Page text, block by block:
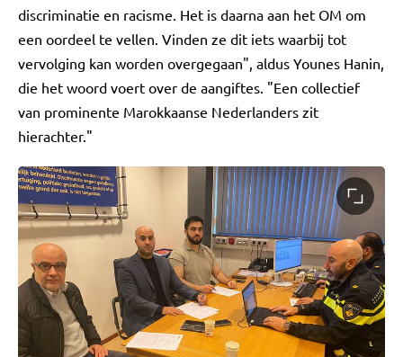
discriminatie en racisme. Het is daarna aan het OM om
een oordeel te vellen. Vinden ze dit iets waarbij tot
vervolging kan worden overgegaan", aldus Younes Hanin,
die het woord voert over de aangiftes. "Een collectief
van prominente Marokkaanse Nederlanders zit
hierachter."